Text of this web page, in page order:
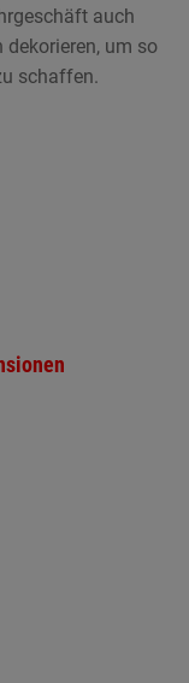
auch
um so
schaffen.